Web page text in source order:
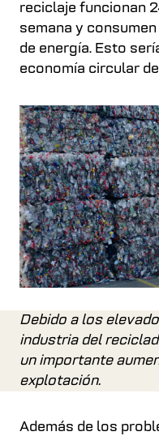
reciclaje funcionan
semana y
de energía. Esto
economía circular
Debido a los
industria del
un importante
explotación.
Además de los